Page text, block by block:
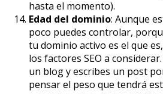
hasta el momento).
Edad del dominio: Aunque
poco puedes controlar,
tu dominio activo es el que
los factores SEO a
un blog y escribes un post
pensar el peso que tendrá